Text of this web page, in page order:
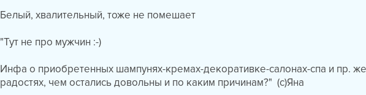
Белый, хвалительный, тоже не помешает
"Тут не про мужчин :-)
Инфа о приобретенных шампунях-кремах-декоративке-салонах-спа и пр.
радостях, чем остались довольны и по каким причинам?" (с)Яна